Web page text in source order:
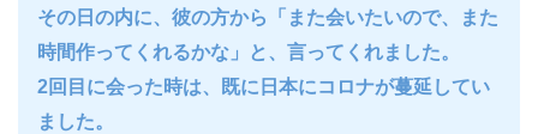
その日の内に、彼の方から「また会いたいので、また
時間作ってくれるかな」と、言ってくれました。
2回目に会った時は、既に日本にコロナが蔓延してい
ました。